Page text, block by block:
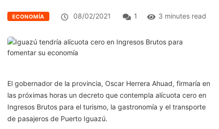
ECONOMÍA 08/02/2021 1 3 minutes read
El gobernador de la provincia, Oscar Herrera Ahuad, firmaría en
las próximas horas un decreto que contempla alícuota cero en
Ingresos Brutos para el turismo, la gastronomía y el transporte
de pasajeros de Puerto Iguazú.